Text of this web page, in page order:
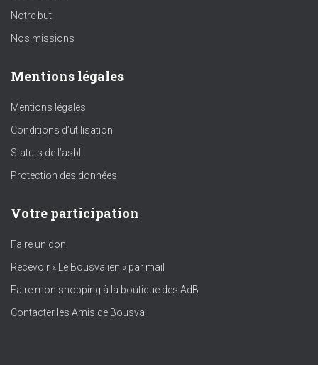
Notre but
Nos missions
Mentions légales
Mentions légales
Conditions d’utilisation
Statuts de l’asbl
Protection des données
Votre participation
Faire un don
Recevoir « Le Bousvalien » par mail
Faire mon shopping à la boutique des AdB
Contacter les Amis de Bousval